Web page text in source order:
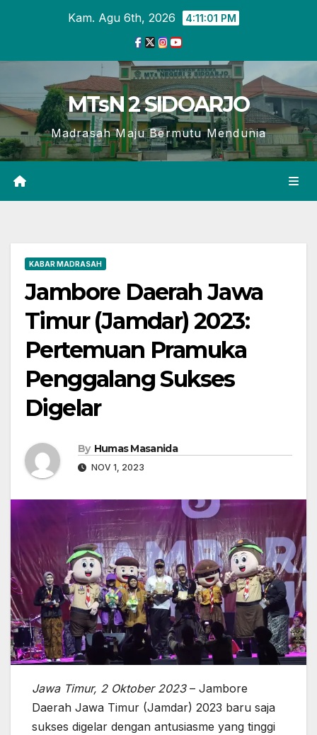
Kam. Agu 6th, 2026 4:11:02 PM
MTsN 2 SIDOARJO
Madrasah Maju Bermutu Mendunia
KABAR MADRASAH
Jambore Daerah Jawa
Timur (Jamdar) 2023:
Pertemuan Pramuka
Penggalang Sukses
Digelar
By Humas Masanida
NOV 1, 2023
Jawa Timur, 2 Oktober 2023– Jambore
Daerah Jawa Timur (Jamdar) 2023 baru saja
sukses digelar dengan antusiasme yang tinggi